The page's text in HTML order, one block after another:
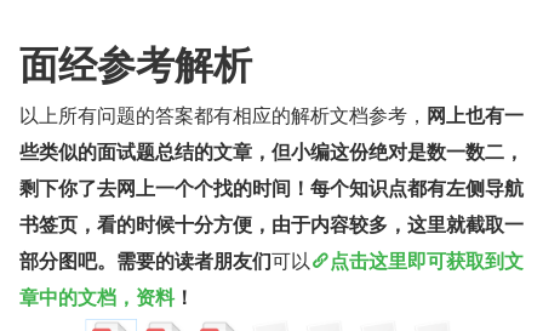
面经参考解析
以上所有问题的答案都有相应的解析文档参考， 网上也有一
些类似的面试题总结的文章，但小编这份绝对是数一数二，
剩下你了去网上一个个找的时间！每个知识点都有左侧导航
书签页，看的时候十分方便，由于内容较多，这里就截取一
部分图吧。需要的读者朋友们可以
点击这里即可获取到文
章中的文档，资料！